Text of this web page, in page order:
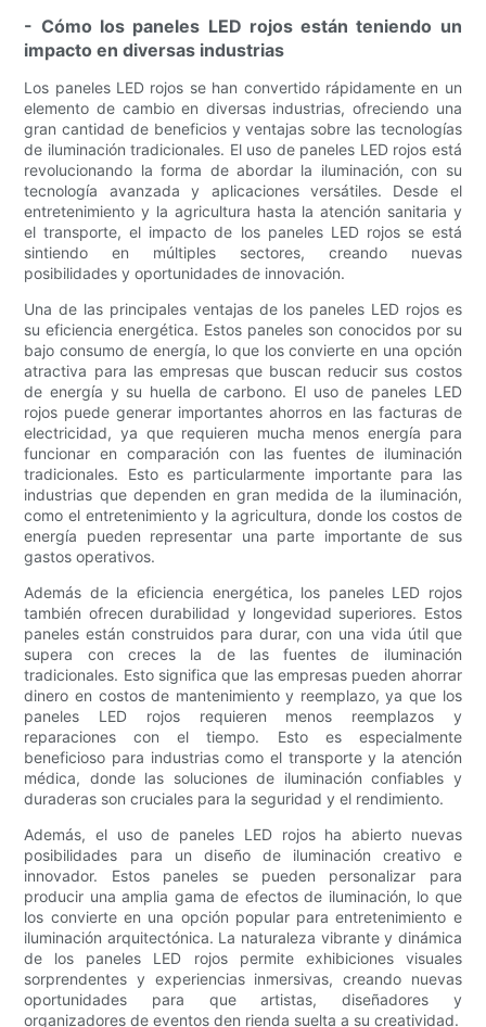
- Cómo los paneles LED rojos están teniendo un
impacto en diversas industrias
Los paneles LED rojos se han convertido rápidamente en un
elemento de cambio en diversas industrias, ofreciendo una
gran cantidad de beneficios y ventajas sobre las tecnologías
de iluminación tradicionales. El uso de paneles LED rojos está
revolucionando la forma de abordar la iluminación, con su
tecnología avanzada y aplicaciones versátiles. Desde el
entretenimiento y la agricultura hasta la atención sanitaria y
el transporte, el impacto de los paneles LED rojos se está
sintiendo en múltiples sectores, creando nuevas
posibilidades y oportunidades de innovación.
Una de las principales ventajas de los paneles LED rojos es
su eficiencia energética. Estos paneles son conocidos por su
bajo consumo de energía, lo que los convierte en una opción
atractiva para las empresas que buscan reducir sus costos
de energía y su huella de carbono. El uso de paneles LED
rojos puede generar importantes ahorros en las facturas de
electricidad, ya que requieren mucha menos energía para
funcionar en comparación con las fuentes de iluminación
tradicionales. Esto es particularmente importante para las
industrias que dependen en gran medida de la iluminación,
como el entretenimiento y la agricultura, donde los costos de
energía pueden representar una parte importante de sus
gastos operativos.
Además de la eficiencia energética, los paneles LED rojos
también ofrecen durabilidad y longevidad superiores. Estos
paneles están construidos para durar, con una vida útil que
supera con creces la de las fuentes de iluminación
tradicionales. Esto significa que las empresas pueden ahorrar
dinero en costos de mantenimiento y reemplazo, ya que los
paneles LED rojos requieren menos reemplazos y
reparaciones con el tiempo. Esto es especialmente
beneficioso para industrias como el transporte y la atención
médica, donde las soluciones de iluminación confiables y
duraderas son cruciales para la seguridad y el rendimiento.
Además, el uso de paneles LED rojos ha abierto nuevas
posibilidades para un diseño de iluminación creativo e
innovador. Estos paneles se pueden personalizar para
producir una amplia gama de efectos de iluminación, lo que
los convierte en una opción popular para entretenimiento e
iluminación arquitectónica. La naturaleza vibrante y dinámica
de los paneles LED rojos permite exhibiciones visuales
sorprendentes y experiencias inmersivas, creando nuevas
oportunidades para que artistas, diseñadores y
organizadores de eventos den rienda suelta a su creatividad.